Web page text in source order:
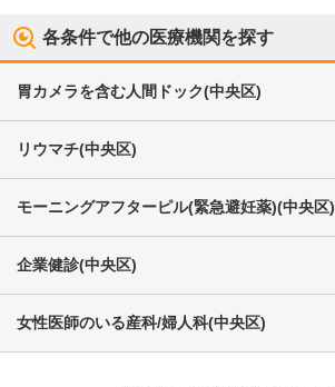
各条件で他の医療機関を探す
胃カメラを含む人間ドック(中央区)
リウマチ(中央区)
モーニングアフターピル(緊急避妊薬)(中央区)
企業健診(中央区)
女性医師のいる産科/婦人科(中央区)